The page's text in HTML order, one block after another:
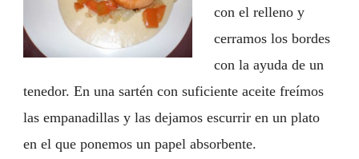
con el relleno y
cerramos los bordes
con la ayuda de un
tenedor. En una sartén con suficiente aceite freímos
las empanadillas y las dejamos escurrir en un plato
en el que ponemos un papel absorbente.